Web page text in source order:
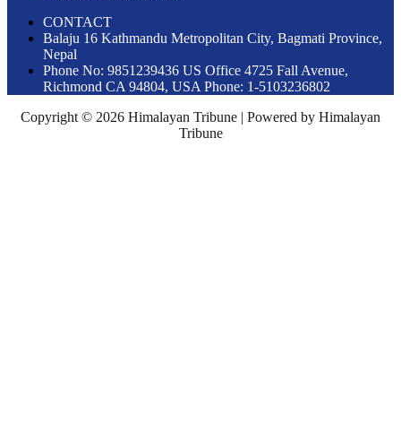
CONTACT
Balaju 16 Kathmandu Metropolitan City, Bagmati Province,
Nepal
Phone No: 9851239436 US Office 4725 Fall Avenue,
Richmond CA 94804, USA Phone: 1-5103236802
Copyright © 2026 Himalayan Tribune | Powered by Himalayan
Tribune